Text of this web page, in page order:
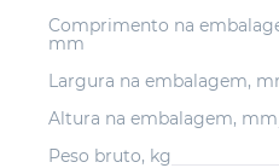
Comprimento na
mm
Largura na embalagem,
Altura na embalagem, mm
Peso bruto, kg